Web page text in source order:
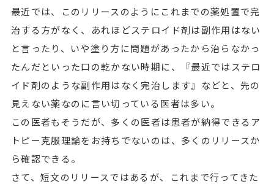
最近では、このリリースのようにこれまでの薬処置で完
治する方がなく、あれほどステロイド剤は副作用はない
と言ったり、いや塗り方に問題があったから治らなかっ
たんだといった口の乾かない時期に、『最近ではステロ
イド剤のような副作用はなく完治します』などと、先の
見えない薬なのに言い切っている医者は多い。
この医者もそうだが、多くの医者は患者が納得できるア
トピー克服理論をお持ちでないのは、多くのリリースか
ら確認できる。
さて、短文のリリースではあるが、これまで行ってきた